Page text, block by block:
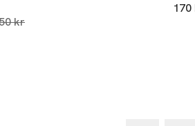
pris 30 dagar
kr